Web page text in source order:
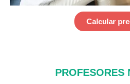
Calcular
PROFESORES